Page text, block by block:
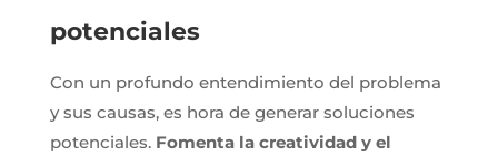
potenciales
Con un profundo entendimiento del problema
y sus causas, es hora de generar soluciones
potenciales. Fomenta la creatividad y el